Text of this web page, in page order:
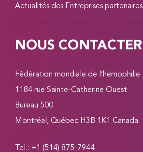
Actualités des Entreprises partenaires
NOUS CONTACTER
Fédération mondiale de l’hémophilie
1184 rue Sainte-Catherine Ouest
Bureau 500
Montréal, Québec H3B 1K1 Canada
Tel.: +1 (514) 875-7944